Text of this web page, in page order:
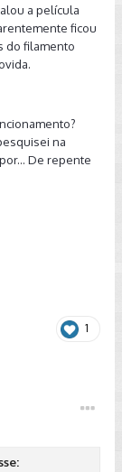
a película
ficou
do filamento
na
De repente
1